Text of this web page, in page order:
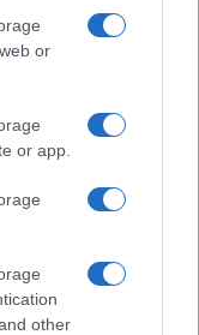
or
or app.
other
je
spodbujanje
z žaljivimi,
vsebinami bodo